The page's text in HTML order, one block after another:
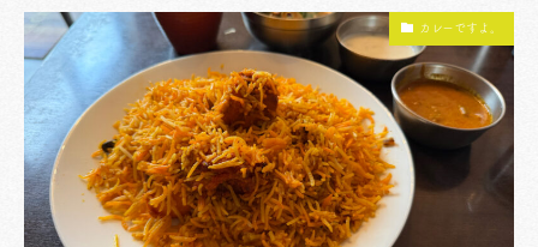
カレーですよ。